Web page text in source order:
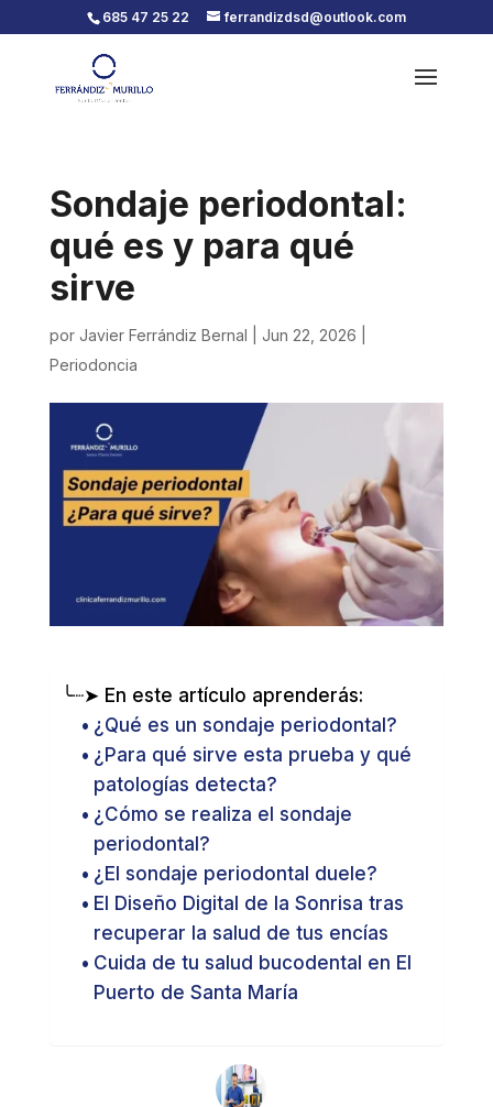
685 47 25 22 ferrandizdsd@outlook.com
Sondaje periodontal:
qué es y para qué
sirve
por Javier Ferrándiz Bernal Jun 22, 2026
Periodoncia
╰┈➤ En este artículo aprenderás:
¿Qué es un sondaje periodontal?
¿Para qué sirve esta prueba y qué
patologías detecta?
¿Cómo se realiza el sondaje
periodontal?
¿El sondaje periodontal duele?
El Diseño Digital de la Sonrisa tras
recuperar la salud de tus encías
Cuida de tu salud bucodental en El
Puerto de Santa María